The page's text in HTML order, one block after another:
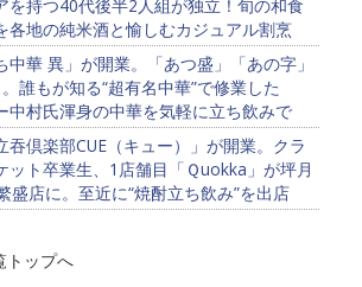
を持つ40代後半2人組が独立！旬の和食
各地の純米酒と愉しむカジュアル割烹
中華 異」が開業。「あつ盛」「あの字」
誰もが知る“超有名中華”で修業した
中村氏渾身の中華を気軽に立ち飲みで
吞倶楽部CUE（キュー）」が開業。クラ
ット卒業生、1店舗目「Ｑuokka」が坪月
盛店に。至近に“焼酎立ち飲み”を出店
トップへ